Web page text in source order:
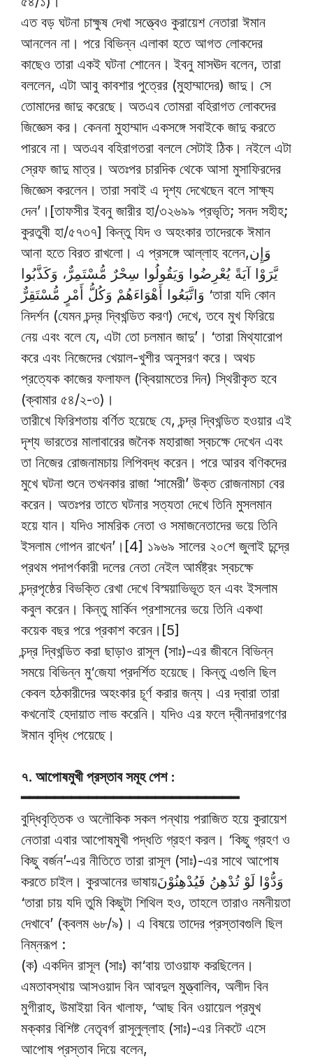
এত বড় ঘটনা চাক্ষুষ দেখা সত্ত্বেও কুরায়েশ নেতারা ঈমান
আনলেন না। পরে বিভিন্ন এলাকা হতে আগত লোকদের
কাছেও তারা একই ঘটনা শোনেন। ইবনু মাসঊদ বলেন, তারা
বললেন, এটা আবু কাবশার পুত্রের (মুহাম্মাদের) জাদু। সে
তোমাদের জাদু করেছে। অতএব তোমরা বহিরাগত লোকদের
জিজ্ঞেস কর। কেননা মুহাম্মাদ একসঙ্গে সবাইকে জাদু করতে
পারবে না। অতএব বহিরাগতরা বললে সেটাই ঠিক। নইলে এটা
স্রেফ জাদু মাত্র। অতঃপর চারদিক থেকে আসা মুসাফিরদের
জিজ্ঞেস করলেন। তারা সবাই এ দৃশ্য দেখেছেন বলে সাক্ষ্য
দেন’।[তাফসীর ইবনু জারীর হা/৩২৬৯৯ প্রভৃতি; সনদ সহীহ;
কুরতুবী হা/৫৭৩৭] কিন্তু যিদ ও অহংকার তাদেরকে ঈমান
আনা হতে বিরত রাখলো। এ প্রসঙ্গে আল্লাহ বলেন,وَإِن
يَّرَوْا آيَةً يُعْرِضُوا وَيَقُولُوا سِحْرٌ مُّسْتَمِرٌّ، وَكَذَّبُوا
وَاتَّبَعُوا أَهْوَاءَهُمْ وَكُلُّ أَمْرٍ مُّسْتَقِرٌّ ‘তারা যদি কোন
নিদর্শন (যেমন চন্দ্র দ্বিখন্ডিত করণ) দেখে, তবে মুখ ফিরিয়ে
নেয় এবং বলে যে, এটা তো চলমান জাদু’। ‘তারা মিথ্যারোপ
করে এবং নিজেদের খেয়াল-খুশীর অনুসরণ করে। অথচ
প্রত্যেক কাজের ফলাফল (ক্বিয়ামতের দিন) স্থিরীকৃত হবে
(ক্বামার ৫৪/২-৩)।
তারীখে ফিরিশতায় বর্ণিত হয়েছে যে, চন্দ্র দ্বিখন্ডিত হওয়ার এই
দৃশ্য ভারতের মালাবারের জনৈক মহারাজা স্বচক্ষে দেখেন এবং
তা নিজের রোজনামচায় লিপিবদ্ধ করেন। পরে আরব বণিকদের
মুখে ঘটনা শুনে তখনকার রাজা ‘সামেরী’ উক্ত রোজনামচা বের
করেন। অতঃপর তাতে ঘটনার সত্যতা দেখে তিনি মুসলমান
হয়ে যান। যদিও সামরিক নেতা ও সমাজনেতাদের ভয়ে তিনি
ইসলাম গোপন রাখেন’।[4] ১৯৬৯ সালের ২০শে জুলাই চন্দ্রে
প্রথম পদাপর্ণকারী দলের নেতা নেইল আর্মষ্ট্রং স্বচক্ষে
চন্দ্রপৃষ্ঠের বিভক্তি রেখা দেখে বিস্ময়াভিভূত হন এবং ইসলাম
কবুল করেন। কিন্তু মার্কিন প্রশাসনের ভয়ে তিনি একথা
কয়েক বছর পরে প্রকাশ করেন।[5]
চন্দ্র দ্বিখন্ডিত করা ছাড়াও রাসূল (সাঃ)-এর জীবনে বিভিন্ন
সময়ে বিভিন্ন মু‘জেযা প্রদর্শিত হয়েছে। কিন্তু এগুলি ছিল
কেবল হঠকারীদের অহংকার চূর্ণ করার জন্য। এর দ্বারা তারা
কখনোই হেদায়াত লাভ করেনি। যদিও এর ফলে দ্বীনদারগণের
ঈমান বৃদ্ধি পেয়েছে।
৭. আপোষমুখী প্রস্তাব সমূহ পেশ :
━━━━━━━━━━━━━━━━━━━━━━━━━━
বুদ্ধিবৃত্তিক ও অলৌকিক সকল পন্থায় পরাজিত হয়ে কুরায়েশ
নেতারা এবার আপোষমুখী পদ্ধতি গ্রহণ করল। ‘কিছু গ্রহণ ও
কিছু বর্জন’-এর নীতিতে তারা রাসূল (সাঃ)-এর সাথে আপোষ
করতে চাইল। কুরআনের ভাষায়وَدُّوْا لَوْ تُدْهِنُ فَيُدْهِنُوْنَ
‘তারা চায় যদি তুমি কিছুটা শিথিল হও, তাহলে তারাও নমনীয়তা
দেখাবে’ (ক্বলম ৬৮/৯)। এ বিষয়ে তাদের প্রস্তাবগুলি ছিল
নিম্নরূপ :
(ক) একদিন রাসূল (সাঃ) কা‘বায় তাওয়াফ করছিলেন।
এমতাবস্থায় আসওয়াদ বিন আবদুল মুত্ত্বালিব, অলীদ বিন
মুগীরাহ, উমাইয়া বিন খালাফ, ‘আছ বিন ওয়ায়েল প্রমুখ
মক্কার বিশিষ্ট নেতৃবর্গ রাসূলুল্লাহ (সাঃ)-এর নিকটে এসে
আপোষ প্রস্তাব দিয়ে বলেন,